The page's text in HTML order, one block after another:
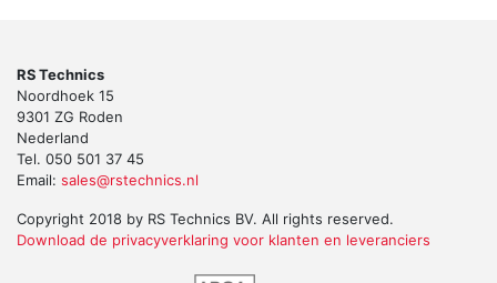
RS Technics
Noordhoek 15
9301 ZG Roden
Nederland
Tel. 050 501 37 45
Email: sales@rstechnics.nl
Copyright 2018 by RS Technics BV. All rights reserved.
Download de privacyverklaring voor klanten en leveranciers